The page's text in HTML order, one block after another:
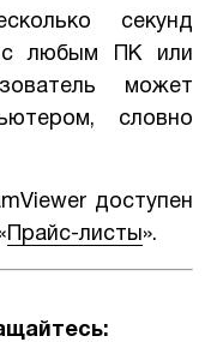
секунд
с любым ПК или
может
словно
доступен
Прайс-листы».